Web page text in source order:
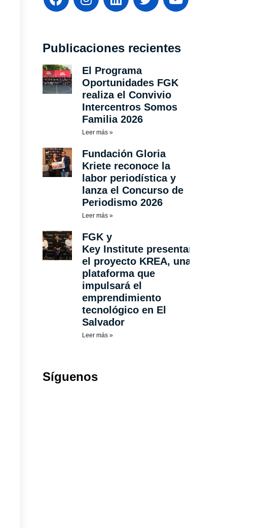
Publicaciones recientes
El Programa
Oportunidades FGK
realiza el Convivio
Intercentros Somos
Familia 2026
Leer más »
Fundación Gloria
Kriete reconoce la
labor periodística y
lanza el Concurso de
Periodismo 2026
Leer más »
FGK y
Key Institute presentan
el proyecto KREA, una
plataforma que
impulsará el
emprendimiento
tecnológico en El
Salvador
Leer más »
Síguenos